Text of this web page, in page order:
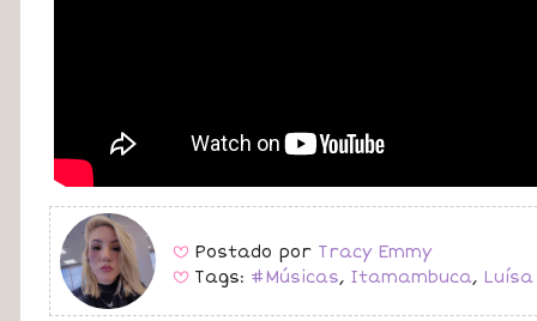
B Postado por Tracy Emmy
B Tags: #Músicas, Itamambuca, Luísa